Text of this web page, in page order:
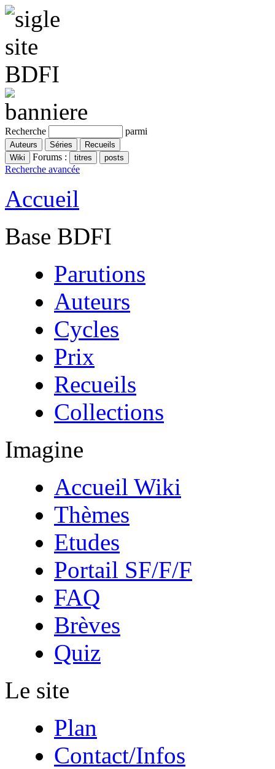
Recherche parmi
Forums :
Recherche avancée
Accueil
Base BDFI
Parutions
Auteurs
Cycles
Prix
Recueils
Collections
Imagine
Accueil Wiki
Thèmes
Etudes
Portail SF/F/F
FAQ
Brèves
Quiz
Le site
Plan
Contact/Infos